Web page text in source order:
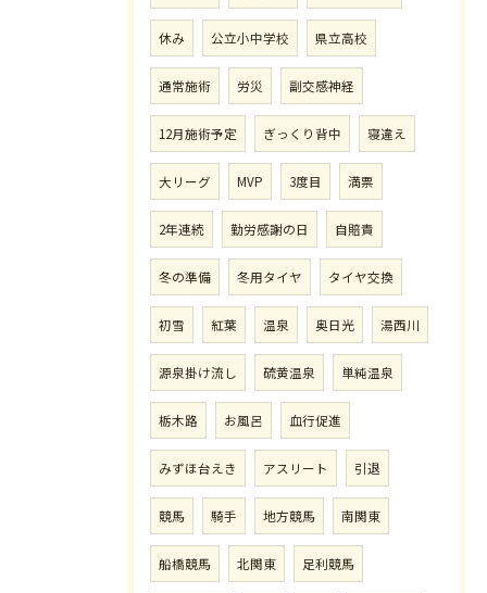
休み 公立小中学校 県立高校
通常施術 労災 副交感神経
12月施術予定 ぎっくり背中 寝違え
大リーグ MVP 3度目 満票
2年連続 勤労感謝の日 自賠責
冬の準備 冬用タイヤ タイヤ交換
初雪 紅葉 温泉 奥日光 湯西川
源泉掛け流し 硫黄温泉 単純温泉
栃木路 お風呂 血行促進
みずほ台えき アスリート 引退
競馬 騎手 地方競馬 南関東
船橋競馬 北関東 足利競馬